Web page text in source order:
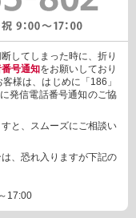
してしまった時に、折り
号通知をお願いしており
様は、はじめに「186」
発信電話番号通知のご協
と、スムーズにご相談い
、恐れ入りますが下記の
17:00